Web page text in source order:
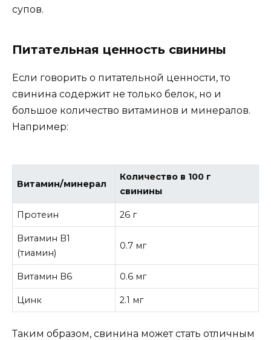
супов.
Питательная ценность свинины
Если говорить о питательной ценности, то
свинина содержит не только белок, но и
большое количество витаминов и минералов.
Например:
Витамин/минерал
Количество в 100 г
свинины
Протеин 26 г
Витамин B1
(тиамин)
0.7 мг
Витамин B6 0.6 мг
Цинк 2.1 мг
Таким образом, свинина может стать отличным